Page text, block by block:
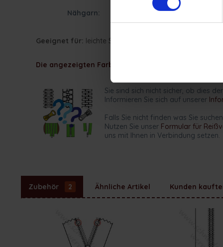
Nähgarn:
Geeignet für: leichte Stoffe, Bettwäsche, Kleider, Kissen
Die angezeigten Farben können aus technischen
Sie sind sich nicht sicher, ob dies
Informieren Sie sich auf unserer
Falls Sie nicht finden was Sie
Nutzen Sie unser Formular für
uns mit Ihnen in Verbindung setzen.
Zubehör 2 Ähnliche Artikel Kunden